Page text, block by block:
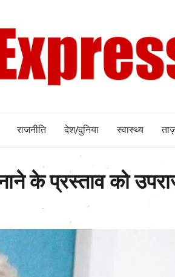
राजनीति देश/दुनिया स्वास्थ्य
के प्रस्ताव को